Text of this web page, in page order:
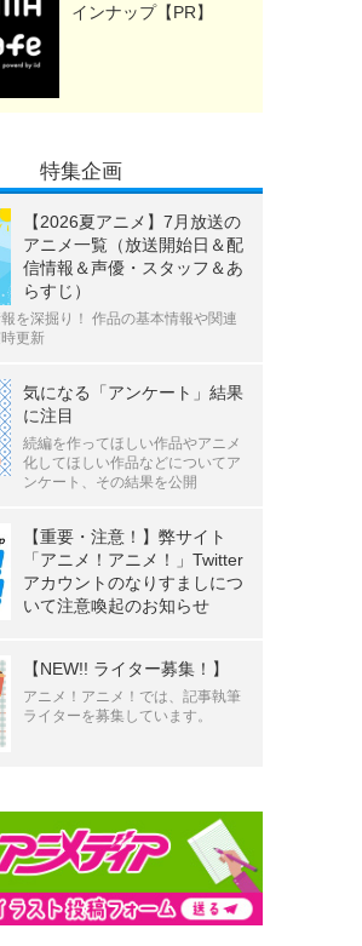
インナップ【PR】
特集企画
【2026夏アニメ】7月放送の
アニメ一覧（放送開始日＆配
信情報＆声優・スタッフ＆あ
らすじ）
を深掘り！ 作品の基本情報や関連
更新
気になる「アンケート」結果
に注目
続編を作ってほしい作品やアニメ
化してほしい作品などについてア
ンケート、その結果を公開
【重要・注意！】弊サイト
「アニメ！アニメ！」Twitter
アカウントのなりすましにつ
いて注意喚起のお知らせ
【NEW!! ライター募集！】
アニメ！アニメ！では、記事執筆
ライターを募集しています。